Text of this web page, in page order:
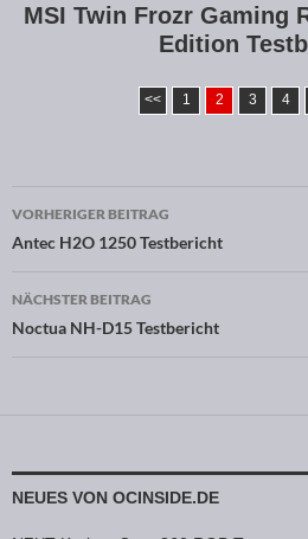
MSI Twin Frozr Gaming
Edition
<< 1 2 3 4
Beitragsnavigation
VORHERIGER BEITRAG
Antec H2O 1250 Testbericht
NÄCHSTER BEITRAG
Noctua NH-D15 Testbericht
NEUES VON OCINSIDE.DE